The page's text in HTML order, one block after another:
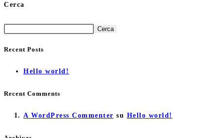
Cerca
Cerca
Recent Posts
Hello world!
Recent Comments
A WordPress Commenter su Hello world!